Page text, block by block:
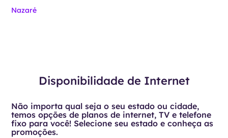
Nazaré
Disponibilidade de Internet
Não importa qual seja o seu estado ou cidade,
temos opções de planos de internet, TV e telefone
fixo para você! Selecione seu estado e conheça as
promoções.